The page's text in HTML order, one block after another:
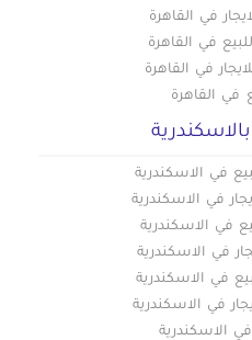
في القاهرة
في القاهرة
في القاهرة
في القاهرة
في الاسكندرية
في الاسكندرية
في الاسكندرية
في الاسكندرية
في الاسكندرية
في الاسكندرية
الاسكندرية